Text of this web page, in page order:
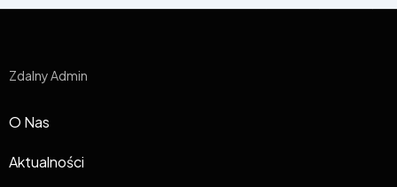
Zdalny Admin
O Nas
Aktualności